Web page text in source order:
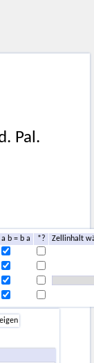
Pal.
a b = b a *?
Zellinhalt